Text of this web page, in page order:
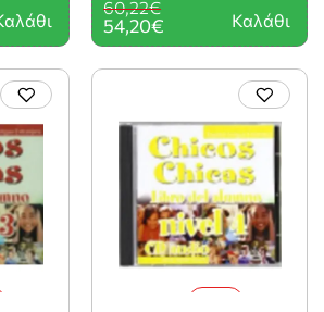
54,20€
60,22€
Καλάθι